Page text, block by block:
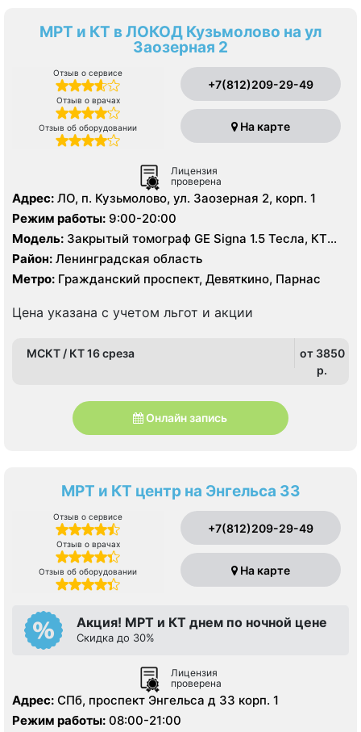
МРТ и КТ в ЛОКОД Кузьмолово на ул
Заозерная 2
Отзыв о сервисе
Отзыв о врачах
Отзыв об оборудовании
+7(812)209-29-49
На карте
Лицензия
проверена
Адрес: ЛО, п. Кузьмолово, ул. Заозерная 2, корп. 1
Режим работы: 9:00-20:00
Модель: Закрытый томограф GE Signa 1.5 Тесла, КТ
Siemens Somatom 16 срезов
Район: Ленинградская область
Метро: Гражданский проспект, Девяткино, Парнас
Цена указана с учетом льгот и акции
МСКТ / КТ 16 среза
от 3850
p.
Онлайн запись
МРТ и КТ центр на Энгельса 33
Отзыв о сервисе
Отзыв о врачах
Отзыв об оборудовании
+7(812)209-29-49
На карте
Акция! МРТ и КТ днем по ночной цене
Скидка до 30%
Лицензия
проверена
Адрес: СПб, проспект Энгельса д 33 корп. 1
Режим работы: 08:00-21:00